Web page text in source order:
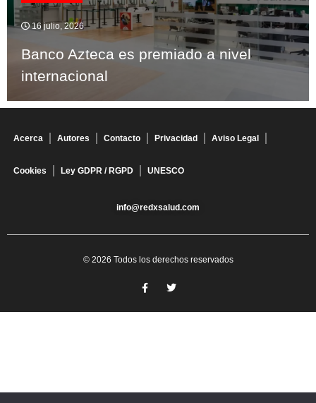
16 julio, 2026
Banco Azteca es premiado a nivel
internacional
Acerca Autores Contacto Privacidad Aviso Legal
Cookies Ley GDPR / RGPD UNESCO
info@redxsalud.com
© 2026 Todos los derechos reservados